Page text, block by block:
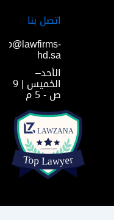
اتصل بنا
hd.sa
الأحد–
الخميس | 9
ص - 5 م